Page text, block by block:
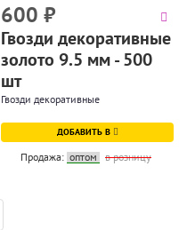
600 ₽
Гвозди декоративные
золото 9.5 мм - 500
шт
Гвозди декоративные
ДОБАВИТЬ В
Продажа: оптом в розницу